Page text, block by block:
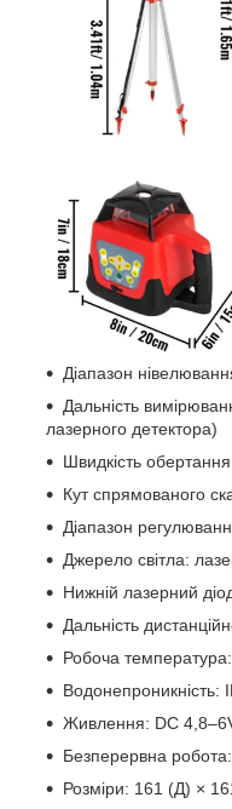
Діапазон
Дальність
лазерного детектора)
Швидкість
Кут спрямованого
Діапазон
Джерело світла:​
Нижній лазерний
Дальність
Робоча
Водонепроникність:​
Живлення:​ DC
Безперервна
Розміри:​ 161 (Д)​ ×​